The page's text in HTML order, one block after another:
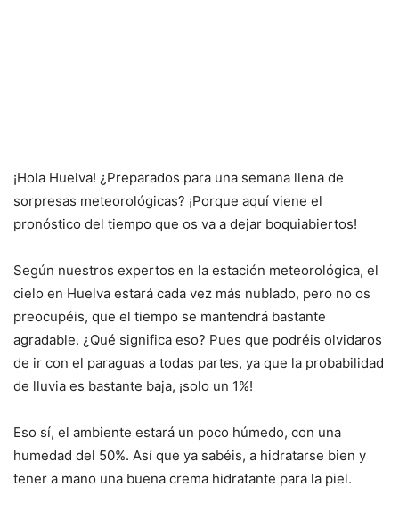
¡Hola Huelva! ¿Preparados para una semana llena de
sorpresas meteorológicas? ¡Porque aquí viene el
pronóstico del tiempo que os va a dejar boquiabiertos!
Según nuestros expertos en la estación meteorológica, el
cielo en Huelva estará cada vez más nublado, pero no os
preocupéis, que el tiempo se mantendrá bastante
agradable. ¿Qué significa eso? Pues que podréis olvidaros
de ir con el paraguas a todas partes, ya que la probabilidad
de lluvia es bastante baja, ¡solo un 1%!
Eso sí, el ambiente estará un poco húmedo, con una
humedad del 50%. Así que ya sabéis, a hidratarse bien y
tener a mano una buena crema hidratante para la piel.